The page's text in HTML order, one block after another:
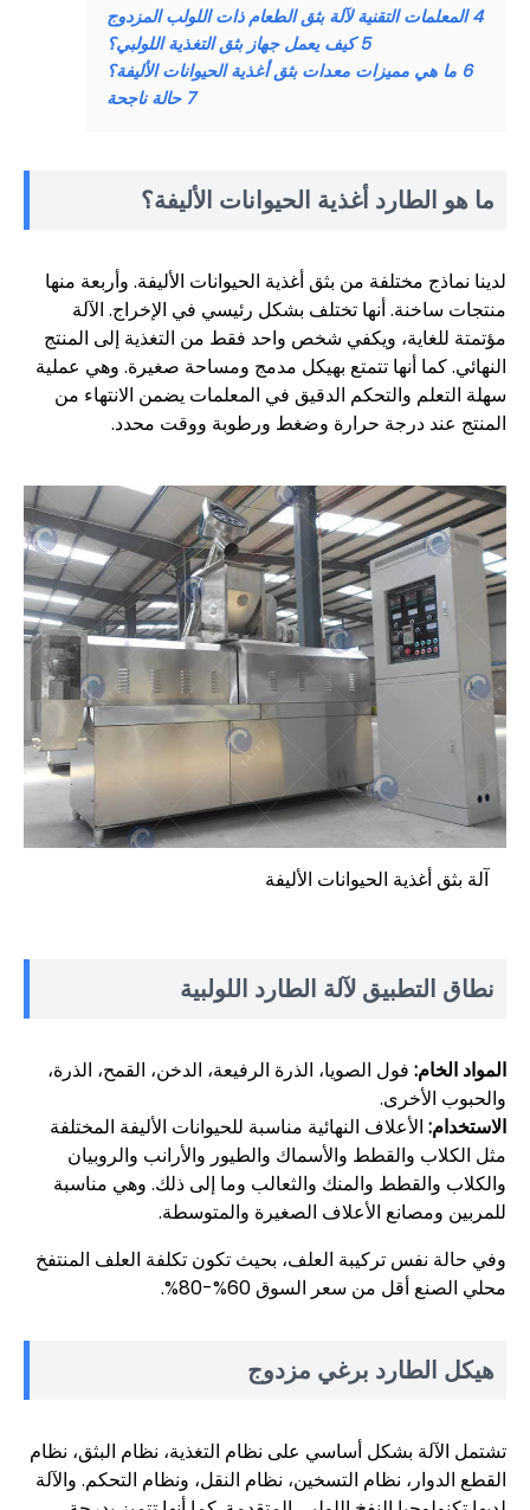
4 المعلمات التقنية لآلة بثق الطعام ذات اللولب المزدوج
5 كيف يعمل جهاز بثق التغذية اللولبي؟
6 ما هي مميزات معدات بثق أغذية الحيوانات الأليفة؟
7 حالة ناجحة
ما هو الطارد أغذية الحيوانات الأليفة؟
لدينا نماذج مختلفة من بثق أغذية الحيوانات الأليفة. وأربعة منها
منتجات ساخنة. أنها تختلف بشكل رئيسي في الإخراج. الآلة
مؤتمتة للغاية، ويكفي شخص واحد فقط من التغذية إلى المنتج
النهائي. كما أنها تتمتع بهيكل مدمج ومساحة صغيرة. وهي عملية
سهلة التعلم والتحكم الدقيق في المعلمات يضمن الانتهاء من
المنتج عند درجة حرارة وضغط ورطوبة ووقت محدد.
آلة بثق أغذية الحيوانات الأليفة
نطاق التطبيق لآلة الطارد اللولبية
المواد الخام: فول الصويا، الذرة الرفيعة، الدخن، القمح، الذرة،
والحبوب الأخرى.
الاستخدام: الأعلاف النهائية مناسبة للحيوانات الأليفة المختلفة
مثل الكلاب والقطط والأسماك والطيور والأرانب والروبيان
والكلاب والقطط والمنك والثعالب وما إلى ذلك. وهي مناسبة
للمربين ومصانع الأعلاف الصغيرة والمتوسطة.
وفي حالة نفس تركيبة العلف، بحيث تكون تكلفة العلف المنتفخ
محلي الصنع أقل من سعر السوق 60%-80%.
هيكل الطارد برغي مزدوج
تشتمل الآلة بشكل أساسي على نظام التغذية، نظام البثق، نظام
القطع الدوار، نظام التسخين، نظام النقل، ونظام التحكم. والآلة